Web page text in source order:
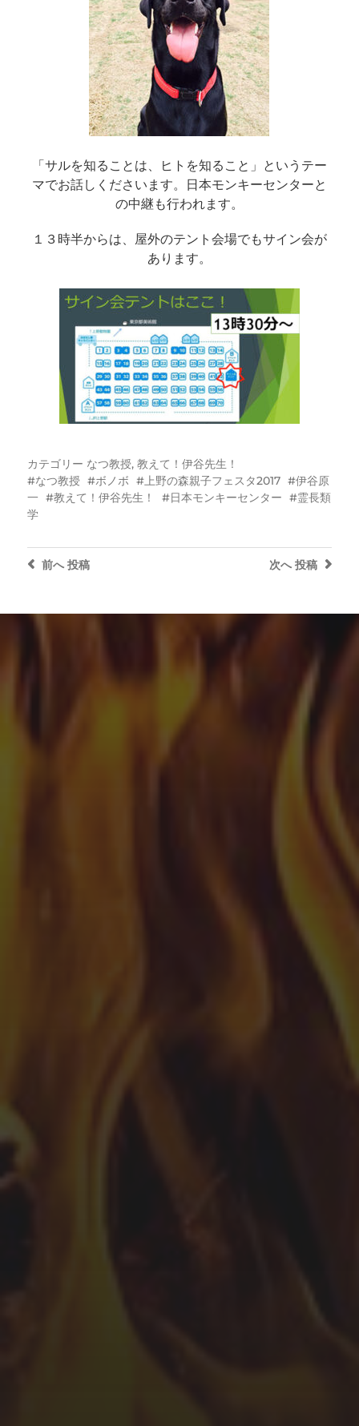
「サルを知ることは、ヒトを知ること」というテー
マでお話しくださいます。日本モンキーセンターと
の中継も行われます。
１３時半からは、屋外のテント会場でもサイン会が
あります。
カテゴリー なつ教授, 教えて！伊谷先生！
なつ教授
ボノボ 上野の森親子フェスタ2017
伊谷原
一
教えて！伊谷先生！ 日本モンキーセンター
霊長類
学
次へ 投稿
前へ投稿